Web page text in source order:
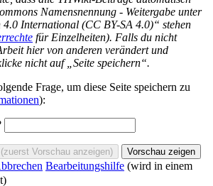
Namensnennung - Weitergabe unter
International (CC BY-SA 4.0)“ stehen
für Einzelheiten). Falls du nicht
hier von anderen verändert und
nicht auf „Seite speichern“.
Frage, um diese Seite speichern zu
):
Bearbeitungshilfe (wird in einem